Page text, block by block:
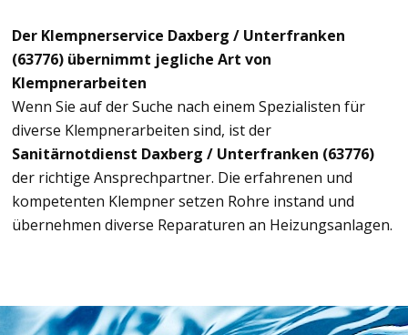
Der Klempnerservice Daxberg / Unterfranken
(63776) übernimmt jegliche Art von
Klempnerarbeiten
Wenn Sie auf der Suche nach einem Spezialisten für
diverse Klempnerarbeiten sind, ist der
Sanitärnotdienst Daxberg / Unterfranken (63776)
der richtige Ansprechpartner. Die erfahrenen und
kompetenten Klempner setzen Rohre instand und
übernehmen diverse Reparaturen an Heizungsanlagen.